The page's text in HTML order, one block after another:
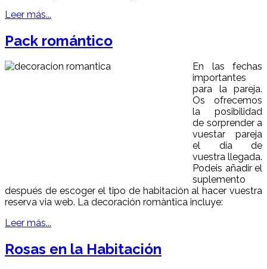
Leer más...
Pack romántico
En las fechas
importantes
para la pareja.
Os ofrecemos
la posibilidad
de sorprender a
vuestar pareja
el dia de
vuestra llegada.
Podeis añadir el
suplemento
después de escoger el tipo de habitación al hacer vuestra
reserva via web. La decoración romàntica incluye:
Leer más...
Rosas en la Habitación